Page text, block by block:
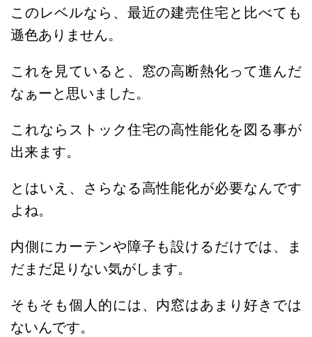
このレベルなら、最近の建売住宅と比べても
遜色ありません。
これを見ていると、窓の高断熱化って進んだ
なぁーと思いました。
これならストック住宅の高性能化を図る事が
出来ます。
とはいえ、さらなる高性能化が必要なんです
よね。
内側にカーテンや障子も設けるだけでは、ま
だまだ足りない気がします。
そもそも個人的には、内窓はあまり好きでは
ないんです。